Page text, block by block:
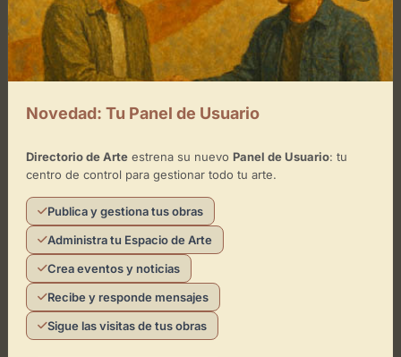
Cómo llegar
Novedad: Tu Panel de Usuario
Directorio de Arteestrena su nuevo Panel de Usuario: tu
centro de control para gestionar todo tu arte.
Publica y gestiona tus obras
Administra tu Espacio de Arte
Crea eventos y noticias
Recibe y responde mensajes
Sigue las visitas de tus obras